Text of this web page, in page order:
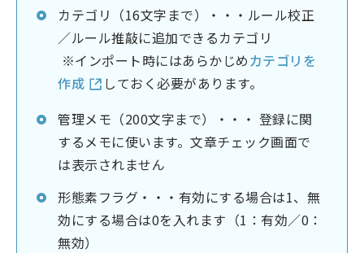
カテゴリ（16文字まで）・・・ルール校正
／ルール推敲に追加できるカテゴリ
※インポート時にはあらかじめカテゴリを
作成
しておく必要があります。
管理メモ（200文字まで）・・・ 登録に関
するメモに使います。文章チェック画面で
は表示されません
形態素フラグ・・・有効にする場合は1、無
効にする場合は0を入れます（1：有効／0：
無効）